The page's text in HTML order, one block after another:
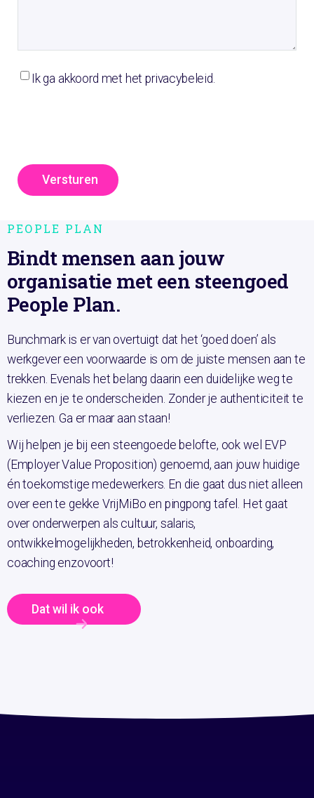
Home Diensten
PEOPLE PLAN
Bindt mensen aan jouw
organisatie met een steengoed
People Plan.
Bunchmark is er van overtuigt dat het ‘goed doen’ als
werkgever een voorwaarde is om de juiste mensen aan te
trekken. Evenals het belang daarin een duidelijke weg te
kiezen en je te onderscheiden. Zonder je authenticiteit te
verliezen. Ga er maar aan staan!
Wij helpen je bij een steengoede belofte, ook wel EVP
(Employer Value Proposition) genoemd, aan jouw huidige
én toekomstige medewerkers. En die gaat dus niet alleen
over een te gekke VrijMiBo en pingpong tafel. Het gaat
over onderwerpen als cultuur, salaris,
ontwikkelmogelijkheden, betrokkenheid, onboarding,
coaching enzovoort!
Dat wil ik ook
Ik ga akkoord met het privacybeleid.
Versturen